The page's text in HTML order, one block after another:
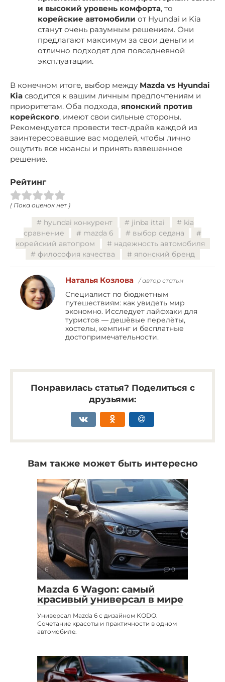
и высокий уровень комфорта, то
корейские автомобили от Hyundai и Kia
станут очень разумным решением. Они
предлагают максимум за свои деньги и
отлично подходят для повседневной
эксплуатации.
В конечном итоге, выбор между Mazda vs Hyundai
Kia сводится к вашим личным предпочтениям и
приоритетам. Оба подхода, японский против
корейского, имеют свои сильные стороны.
Рекомендуется провести тест-драйв каждой из
заинтересовавшие вас моделей, чтобы лично
ощутить все нюансы и принять взвешенное
решение.
Рейтинг
( Пока оценок нет )
hyundai конкурент jinba ittai
kia
сравнение
mazda 6
выбор седана
корейский автопром
надежность автомобиля
философия качества
японский бренд
Наталья Козлова / автор статьи
Специалист по бюджетным
путешествиям: как увидеть мир
экономно. Исследует лайфхаки для
туристов — дешёвые перелёты,
хостелы, кемпинг и бесплатные
достопримечательности.
Понравилась статья? Поделиться с
друзьями:
Вам также может быть интересно
6 0
Mazda 6 Wagon: самый
красивый универсал в мире
Универсал Mazda 6 с дизайном KODO.
Сочетание красоты и практичности в одном
автомобиле.